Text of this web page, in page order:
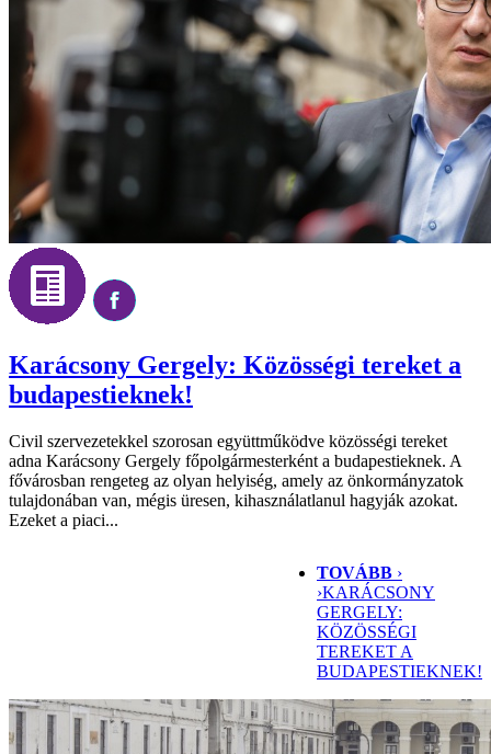
Karácsony Gergely: Közösségi tereket a
budapestieknek!
Civil szervezetekkel szorosan együttműködve közösségi tereket
adna Karácsony Gergely főpolgármesterként a budapestieknek. A
fővárosban rengeteg az olyan helyiség, amely az önkormányzatok
tulajdonában van, mégis üresen, kihasználatlanul hagyják azokat.
Ezeket a piaci...
TOVÁBB ›
›KARÁCSONY
GERGELY:
KÖZÖSSÉGI
TEREKET A
BUDAPESTIEKNEK!